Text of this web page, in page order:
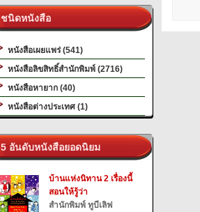
ชนิดหนังสือ
หนังสือเผยแพร่ (541)
หนังสือลิขสิทธิ์สำนักพิมพ์ (2716)
หนังสือหายาก (40)
หนังสือต่างประเทศ (1)
5 อันดับหนังสือยอดนิยม
บ้านแห่งนิทาน 2 เรื่องนี้
สอนให้รู้ว่า
สำนักพิมพ์ ทูบีเลิฟ